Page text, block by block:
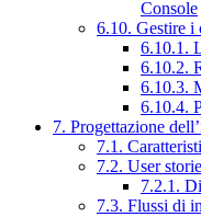
Console
6.10. Gestire i
6.10.1.
6.10.2.
6.10.3.
6.10.4.
7. Progettazione
7.1.
7.2. User
7.2.1.
7.3. Flussi di